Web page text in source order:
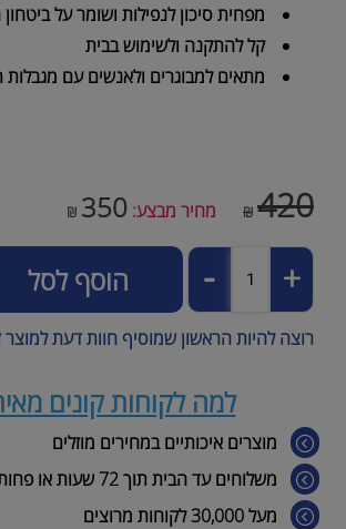
מפחית סיכון לנפילות ושומר על
קל להתקנה ולשימוש בבית
מתאים למבוגרים ולאנשים עם מגבלות
₪ 420 מחיר מבצע: ₪ 350
הוסף לסל
רוצה להיות הראשון שמוסיף חוות דעת למוצר
למה לקוחות קונים
מוצרים איכותיים במחירים מוזלים
משלוחים עד הבית תוך 72 שעות או פחות
מעל 30,000 לקוחות מרוצים